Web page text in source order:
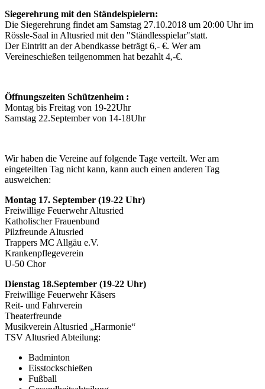
Siegerehrung mit den Ständelspielern:
Die Siegerehrung findet am Samstag 27.10.2018 um 20:00 Uhr im
Rössle-Saal in Altusried mit den "Ständlesspielar"statt.
Der Eintritt an der Abendkasse beträgt 6,- €. Wer am
Vereineschießen teilgenommen hat bezahlt 4,-€.
Öffnungszeiten Schützenheim :
Montag bis Freitag von 19-22Uhr
Samstag 22.September von 14-18Uhr
Wir haben die Vereine auf folgende Tage verteilt. Wer am
eingeteilten Tag nicht kann, kann auch einen anderen Tag
ausweichen:
Montag 17. September (19-22 Uhr)
Freiwillige Feuerwehr Altusried
Katholischer Frauenbund
Pilzfreunde Altusried
Trappers MC Allgäu e.V.
Krankenpflegeverein
U-50 Chor
Dienstag 18.September (19-22 Uhr)
Freiwillige Feuerwehr Käsers
Reit- und Fahrverein
Theaterfreunde
Musikverein Altusried „Harmonie“
TSV Altusried Abteilung:
Badminton
Eisstockschießen
Fußball